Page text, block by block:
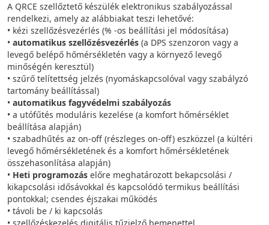
A QRCE szellőztető készülék elektronikus szabályozással
rendelkezi, amely az alábbiakat teszi lehetővé:
• kézi szellőzésvezérlés (% -os beállítási jel módosítása)
• automatikus szellőzésvezérlés (a DPS szenzoron vagy a
levegő belépő hőmérsékletén vagy a környező levegő
minőségén keresztül)
• szűrő telítettség jelzés (nyomáskapcsolóval vagy szabályzó
tartomány beállítással)
• automatikus fagyvédelmi szabályozás
• a utófűtés moduláris kezelése (a komfort hőmérséklet
beállítása alapján)
• szabadhűtés az on-off (részleges on-off) eszközzel (a kültéri
levegő hőmérsékletének és a komfort hőmérsékletének
összehasonlítása alapján)
• Heti programozás előre meghatározott bekapcsolási /
kikapcsolási idősávokkal és kapcsolódó termikus beállítási
pontokkal; csendes éjszakai működés
• távoli be / ki kapcsolás